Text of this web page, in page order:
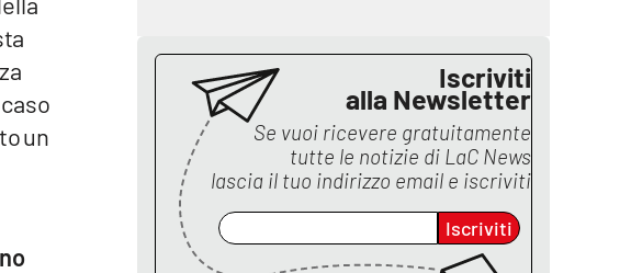
un
Iscriviti
alla Newsletter
Se vuoi ricevere gratuitamente
tutte le notizie di LaC News
lascia il tuo indirizzo email e iscriviti
Iscriviti